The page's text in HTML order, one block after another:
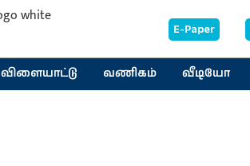
E-Paper
விளையாட்டு வணிகம் வீடியோ